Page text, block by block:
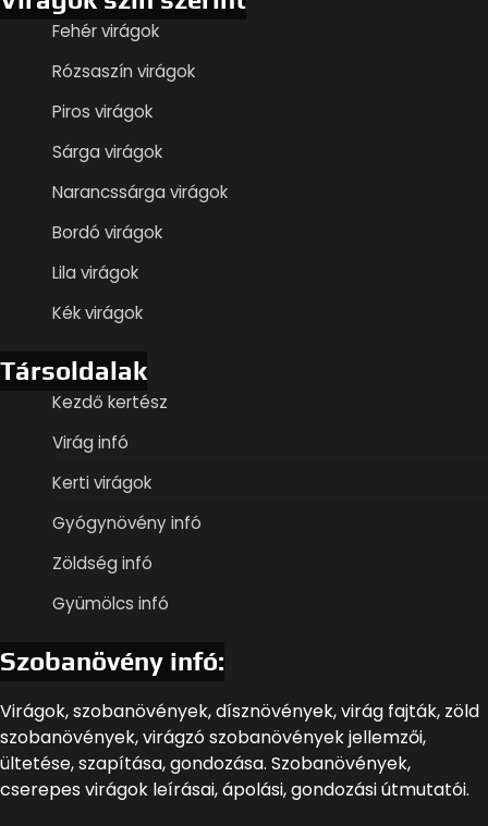
Fehér virágok
Rózsaszín virágok
Piros virágok
Sárga virágok
Narancssárga virágok
Bordó virágok
Lila virágok
Kék virágok
Társoldalak
Kezdő kertész
Virág infó
Kerti virágok
Gyógynövény infó
Zöldség infó
Gyümölcs infó
Szobanövény infó:
Virágok, szobanövények, dísznövények, virág fajták, zöld
szobanövények, virágzó szobanövények jellemzői,
ültetése, szapítása, gondozása. Szobanövények,
cserepes virágok leírásai, ápolási, gondozási útmutatói.